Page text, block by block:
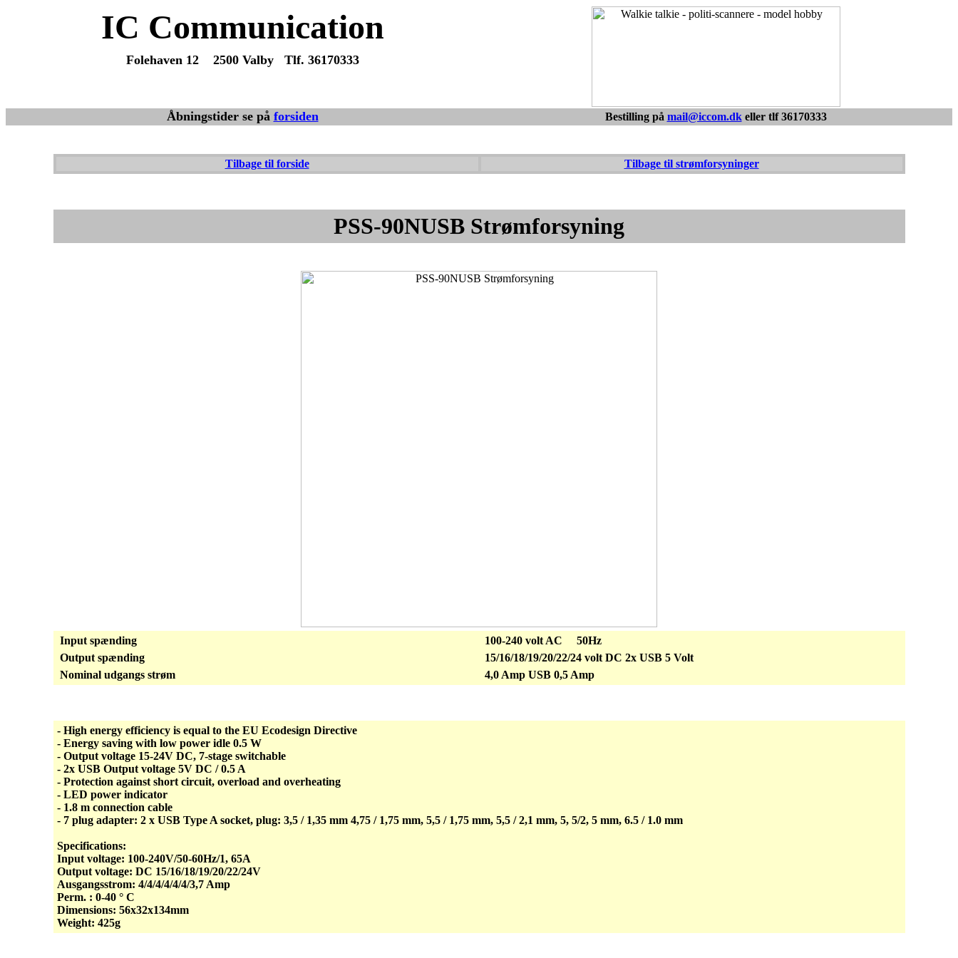
IC Communication
Folehaven 12 2500 Valby Tlf. 36170333
Åbningstider se på forsiden Bestilling på mail@iccom.dkeller tlf 36170333
Tilbage til forside Tilbage til strømforsyninger
PSS-90NUSB Strømforsyning
Input spænding
100-240 volt AC 50Hz
Output spænding
15/16/18/19/20/22/24 volt DC 2x USB 5 Volt
Nominal udgangs strøm
4,0 Amp USB 0,5 Amp
- High energy efficiency is equal to the EU Ecodesign Directive
- Energy saving with low power idle 0.5 W
- Output voltage 15-24V DC, 7-stage switchable
- 2x USB Output voltage 5V DC / 0.5 A
- Protection against short circuit, overload and overheating
- LED power indicator
- 1.8 m connection cable
- 7 plug adapter: 2 x USB Type A socket, plug: 3,5 / 1,35 mm 4,75 / 1,75 mm, 5,5 / 1,75 mm, 5,5 / 2,1 mm, 5, 5/2, 5 mm, 6.5 / 1.0 mm
Specifications:
Input voltage: 100-240V/50-60Hz/1, 65A
Output voltage: DC 15/16/18/19/20/22/24V
Ausgangsstrom: 4/4/4/4/4/4/3,7 Amp
Perm. : 0-40 ° C
Dimensions: 56x32x134mm
Weight: 425g